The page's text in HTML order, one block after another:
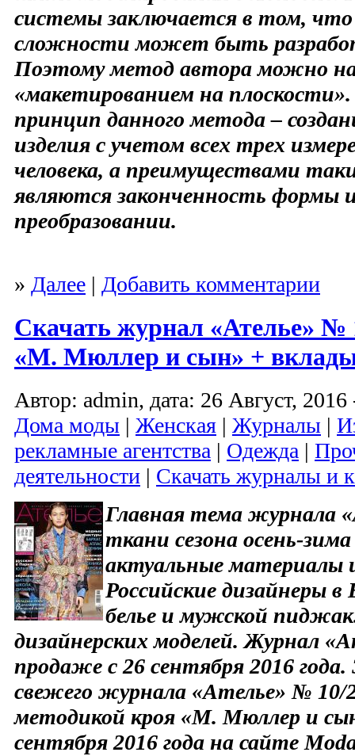
системы заключается в том,
сложности может быть
Поэтому метод автора можно
«макетированием на
принцип данного метода –
изделия с учетом всех трех
человека, а преимуществами
являются законченность формы
преобразовании.
» Далее | Добавить комментарии
Скачать журнал «Ателье» №
«М. Мюллер и сын» +
Автор: admin, дата: 26 Август, 2016
Дома моды | Женская | Журналы |
рекламные агентства | Одежда |
деятельности | Скачать журналы и
Главная тема журнала
ткани сезона осень-
актуальные материалы
Российские дизайнеры в
белье и мужской
дизайнерских моделей. Журнал
продаже с 26 сентября 2016
свежего журнала «Ателье» № 10/
методикой кроя «М. Мюллер и
сентября 2016 года на сайте